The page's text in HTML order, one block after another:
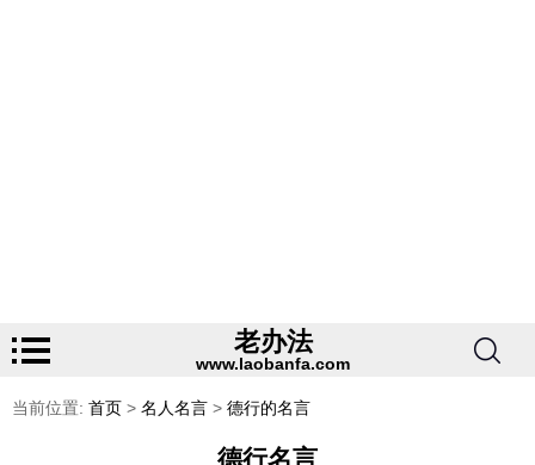
老办法
www.laobanfa.com
当前位置: 首页 > 名人名言 > 德行的名言
德行名言